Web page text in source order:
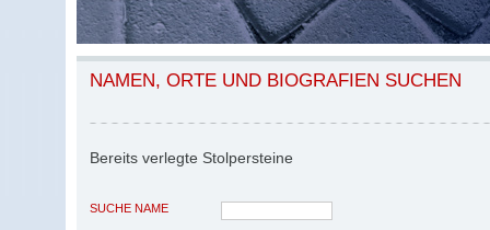
NAMEN, ORTE UND BIOGRAFIEN SUCHEN
Bereits verlegte Stolpersteine
SUCHE NAME